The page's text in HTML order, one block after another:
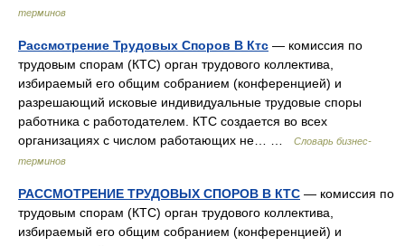
терминов
Рассмотрение Трудовых Споров В Ктс — комиссия по
трудовым спорам (КТС) орган трудового коллектива,
избираемый его общим собранием (конференцией) и
разрешающий исковые индивидуальные трудовые споры
работника с работодателем. КТС создается во всех
организациях с числом работающих не… …
Словарь бизнес-
терминов
РАССМОТРЕНИЕ ТРУДОВЫХ СПОРОВ В КТС — комиссия по
трудовым спорам (КТС) орган трудового коллектива,
избираемый его общим собранием (конференцией) и